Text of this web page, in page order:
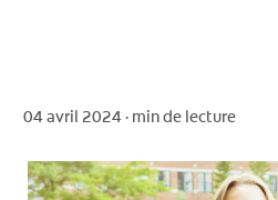
04 avril 2024 · min de lecture